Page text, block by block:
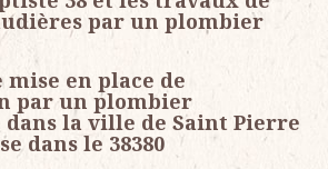
par un plombier
en place de
par un plombier
la ville de Saint Pierre
dans le 38380